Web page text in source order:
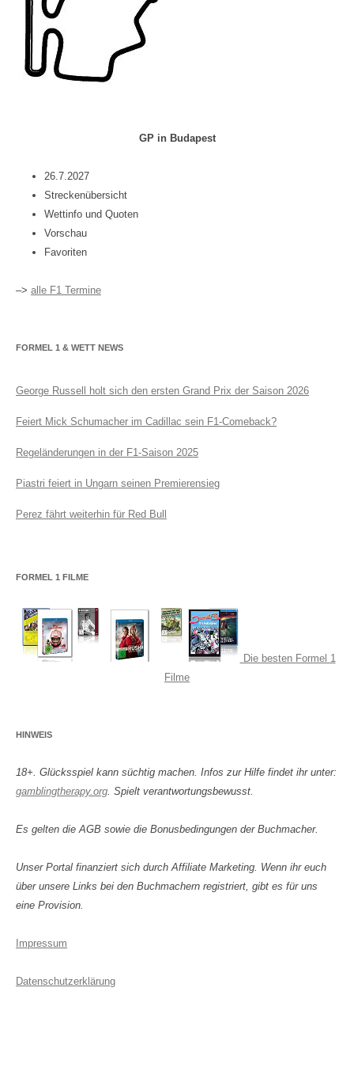
GP in Budapest
26.7.2027
Streckenübersicht
Wettinfo und Quoten
Vorschau
Favoriten
–> alle F1 Termine
FORMEL 1 & WETT NEWS
George Russell holt sich den ersten Grand Prix der Saison 2026
Feiert Mick Schumacher im Cadillac sein F1-Comeback?
Regeländerungen in der F1-Saison 2025
Piastri feiert in Ungarn seinen Premierensieg
Perez fährt weiterhin für Red Bull
FORMEL 1 FILME
Die besten Formel 1
Filme
HINWEIS
18+. Glücksspiel kann süchtig machen. Infos zur Hilfe findet ihr unter:
gamblingtherapy.org. Spielt verantwortungsbewusst.
Es gelten die AGB sowie die Bonusbedingungen der Buchmacher.
Unser Portal finanziert sich durch Affiliate Marketing. Wenn ihr euch
über unsere Links bei den Buchmachern registriert, gibt es für uns
eine Provision.
Impressum
Datenschutzerklärung